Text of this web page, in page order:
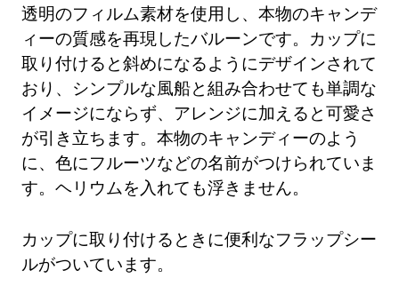
透明のフィルム素材を使用し、本物のキャンデ
ィーの質感を再現したバルーンです。カップに
取り付けると斜めになるようにデザインされて
おり、シンプルな風船と組み合わせても単調な
イメージにならず、アレンジに加えると可愛さ
が引き立ちます。本物のキャンディーのよう
に、色にフルーツなどの名前がつけられていま
す。ヘリウムを入れても浮きません。
カップに取り付けるときに便利なフラップシー
ルがついています。